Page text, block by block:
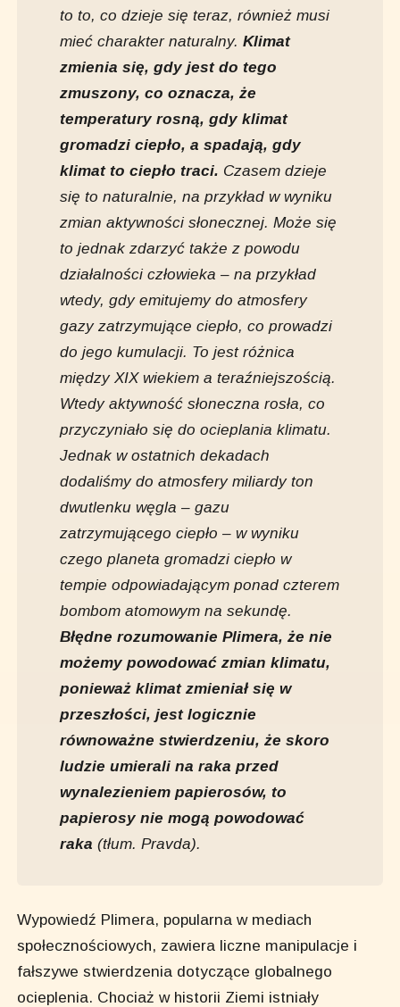
to to, co dzieje się teraz, również musi
mieć charakter naturalny.Klimat
zmienia się, gdy jest do tego
zmuszony, co oznacza, że
temperatury rosną, gdy klimat
gromadzi ciepło, a spadają, gdy
klimat to ciepło traci. Czasem dzieje
się to naturalnie, na przykład w wyniku
zmian aktywności słonecznej. Może się
to jednak zdarzyć także z powodu
działalności człowieka – na przykład
wtedy, gdy emitujemy do atmosfery
gazy zatrzymujące ciepło, co prowadzi
do jego kumulacji. To jest różnica
między XIX wiekiem a teraźniejszością.
Wtedy aktywność słoneczna rosła, co
przyczyniało się do ocieplania klimatu.
Jednak w ostatnich dekadach
dodaliśmy do atmosfery miliardy ton
dwutlenku węgla – gazu
zatrzymującego ciepło – w wyniku
czego planeta gromadzi ciepło w
tempie odpowiadającym ponad czterem
bombom atomowym na sekundę.
Błędne rozumowanie Plimera, że nie
możemy powodować zmian klimatu,
ponieważ klimat zmieniał się w
przeszłości, jest logicznie
równoważne stwierdzeniu, że skoro
ludzie umierali na raka przed
wynalezieniem papierosów, to
papierosy nie mogą powodować
raka (tłum. Pravda).
Wypowiedź Plimera, popularna w mediach
społecznościowych, zawiera liczne manipulacje i
fałszywe stwierdzenia dotyczące globalnego
ocieplenia. Chociaż w historii Ziemi istniały